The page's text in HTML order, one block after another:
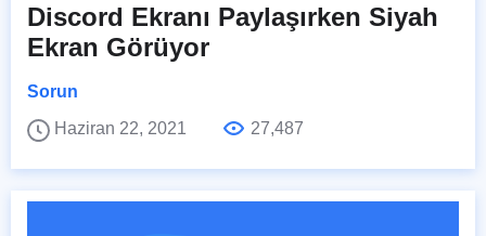
Discord Ekranı Paylaşırken Siyah
Ekran Görüyor
Sorun
Haziran 22, 2021
27,487